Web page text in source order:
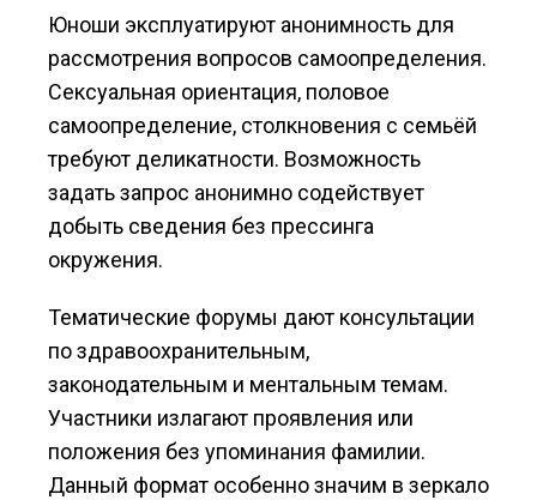
Юноши эксплуатируют анонимность для
рассмотрения вопросов самоопределения.
Сексуальная ориентация, половое
самоопределение, столкновения с семьёй
требуют деликатности. Возможность
задать запрос анонимно содействует
добыть сведения без прессинга
окружения.
Тематические форумы дают консультации
по здравоохранительным,
законодательным и ментальным темам.
Участники излагают проявления или
положения без упоминания фамилии.
Данный формат особенно значим в зеркало